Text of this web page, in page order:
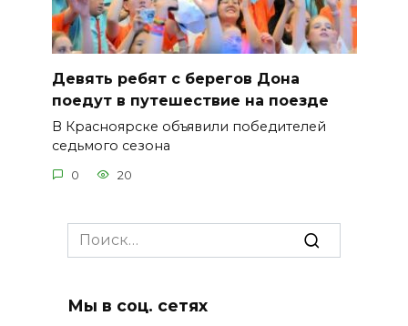
Девять ребят с берегов Дона
поедут в путешествие на поезде
В Красноярске объявили победителей
седьмого сезона
0 20
Search
for:
Мы в соц. сетях